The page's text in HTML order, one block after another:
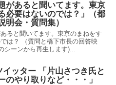
があると聞いてます。東京
必要はないのでは？」（都
明会・質問集）
ると聞いてます。東京のまねをす
は？ （質問と橋下市長の回答映
シーンから再生します)...
イッター 「片山さつき氏と
のやり取りなど・・・」